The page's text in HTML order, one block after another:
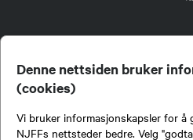
Denne nettsiden bruker
(cookies)
Vi bruker informasjonskapsler for å
NJFFs nettsteder bedre. Velg
jegere og sportsfiskere og et av de viktigste miljøene
fiske i Norge. Vi er en partipolitisk nøytral